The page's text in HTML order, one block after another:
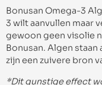
Bonusan Omega-3
3 wilt aanvullen maar
gewoon geen visolie
Bonusan. Algen
zijn een zuivere bron
*Dit gunstige effect